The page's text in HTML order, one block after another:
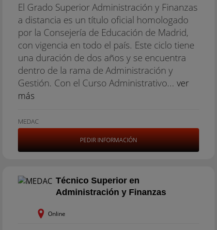
El Grado Superior Administración y Finanzas
a distancia es un título oficial homologado
por la Consejería de Educación de Madrid,
con vigencia en todo el país. Este ciclo tiene
una duración de dos años y se encuentra
dentro de la rama de Administración y
Gestión. Con el Curso Administrativo... ver
más
MEDAC
PEDIR INFORMACIÓN
Técnico Superior en
Administración y Finanzas
Online